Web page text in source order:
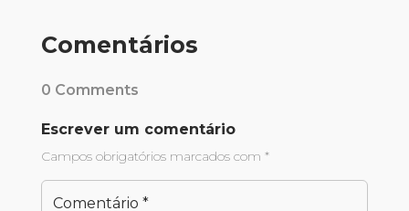
Comentários
0 Comments
Escrever um comentário
Campos obrigatórios marcados com *